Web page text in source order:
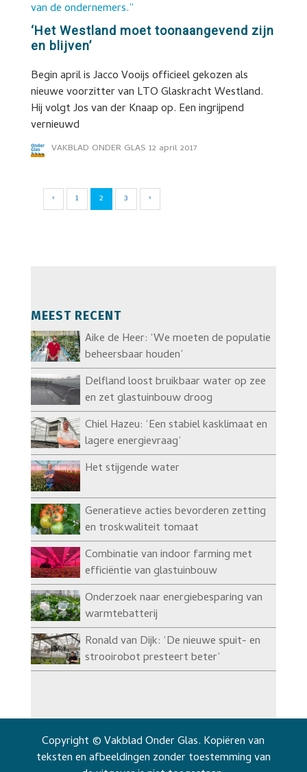
‘Het Westland moet toonaangevend zijn
en blijven’
Begin april is Jacco Vooijs officieel gekozen als
nieuwe voorzitter van LTO Glaskracht Westland.
Hij volgt Jos van der Knaap op. Een ingrijpend
vernieuwd
VAKBLAD ONDER GLAS 12 april 2017
‹ 1 2 3 ›
MEEST RECENT
Aike de Heer: ‘We moeten de populatie
beheersbaar houden’
Delfland loost bruikbaar water op zee
en zet glastuinbouw droog
Chiel Hazeu: ‘Een stabiel kasklimaat en
lagere energievraag’
Het stijgende water
Generatieve acties bevorderen zetting
en troskwaliteit tomaat
Combinatie van indoor farming met
efficiëntie van glastuinbouw
Onderzoek naar energiebesparing van
warmtebatterij
Ronald van Dijk: ‘De nieuwe spuit- en
strooirobot presteert beter’
Copyright © Vakblad Onder Glas. Kopiëren van
teksten en afbeeldingen zonder toestemming van